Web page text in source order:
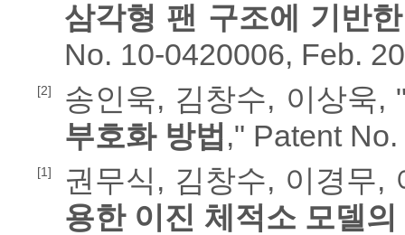
삼각형 팬 구조에 기반
No. 10-0420006, Feb.
[2]
송인욱, 김창수, 이상욱,
부호화 방법," Patent
[1]
권무식, 김창수, 이경무,
용한 이진 체적소 모델